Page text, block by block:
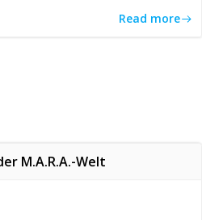
Read more
M.A.R.A.-Welt